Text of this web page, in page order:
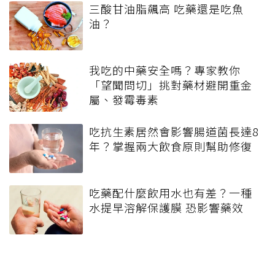
三酸甘油脂飆高 吃藥還是吃魚
油？
我吃的中藥安全嗎？專家教你
「望聞問切」挑對藥材避開重金
屬、發霉毒素
吃抗生素居然會影響腸道菌長達8
年？掌握兩大飲食原則幫助修復
吃藥配什麼飲用水也有差？一種
水提早溶解保護膜 恐影響藥效